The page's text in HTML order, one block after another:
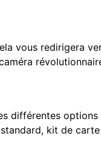
vous redirigera
différentes
kit de